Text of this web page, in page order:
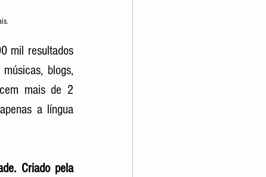
mil resultados
blogs,
mais de 2
a língua
Criado pela